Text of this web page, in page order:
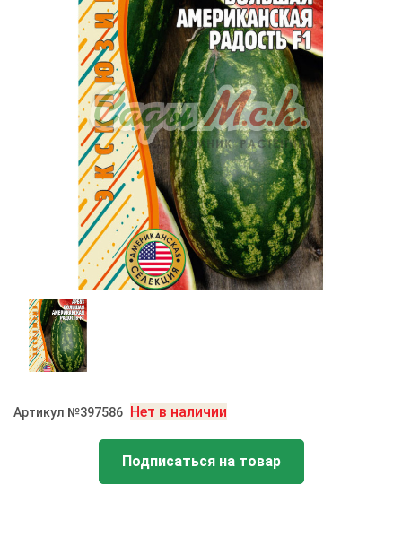
Артикул №397586 Нет в наличии
Подписаться на товар